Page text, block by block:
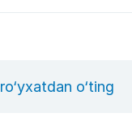
ro‘yxatdan o‘ting